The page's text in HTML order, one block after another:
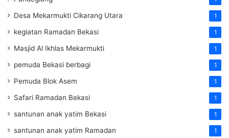
Desa Mekarmukti Cikarang Utara 1
kegiatan Ramadan Bekasi 1
Masjid Al Ikhlas Mekarmukti 1
pemuda Bekasi berbagi 1
Pemuda Blok Asem 1
Safari Ramadan Bekasi 1
santunan anak yatim Bekasi 1
santunan anak yatim Ramadan 1